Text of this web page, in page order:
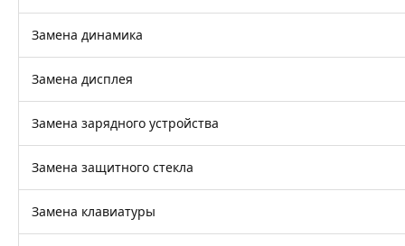
Замена динамика
Замена дисплея
Замена зарядного устройства
Замена защитного стекла
Замена клавиатуры